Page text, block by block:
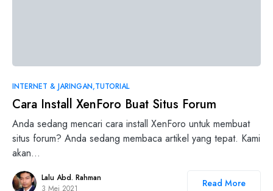
INTERNET & JARINGAN TUTORIAL
Cara Install XenForo Buat Situs Forum
Anda sedang mencari cara install XenForo untuk membuat
situs forum? Anda sedang membaca artikel yang tepat. Kami
akan…
Lalu Abd. Rahman
3 Mei 2021
Read More